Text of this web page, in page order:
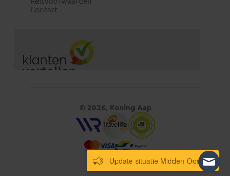
Contact
© 2026, Koning Aap
Update situatie Midden-Oosten